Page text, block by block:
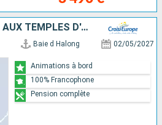
DU DELTA DU MÉKONG AUX TEMPLES D'ANGKOR, HANOÏ ET LA BAIE D'ALONG (FORMULE PORT/PORT)
Baie d Halong 02/05/2027
Animations à bord
100% Francophone
Pension complète